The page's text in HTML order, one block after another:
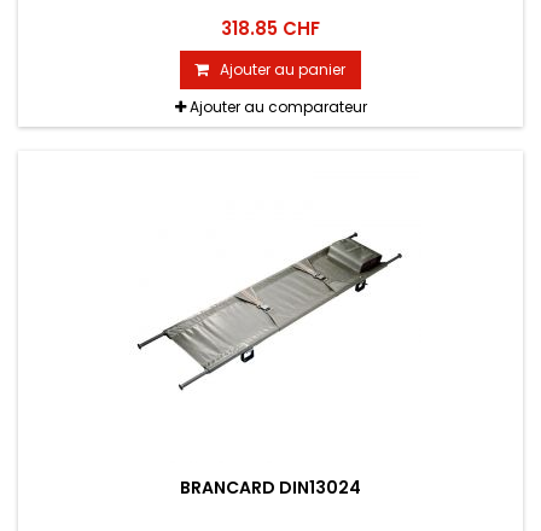
318.85 CHF
Ajouter au panier
Ajouter au comparateur
BRANCARD DIN13024